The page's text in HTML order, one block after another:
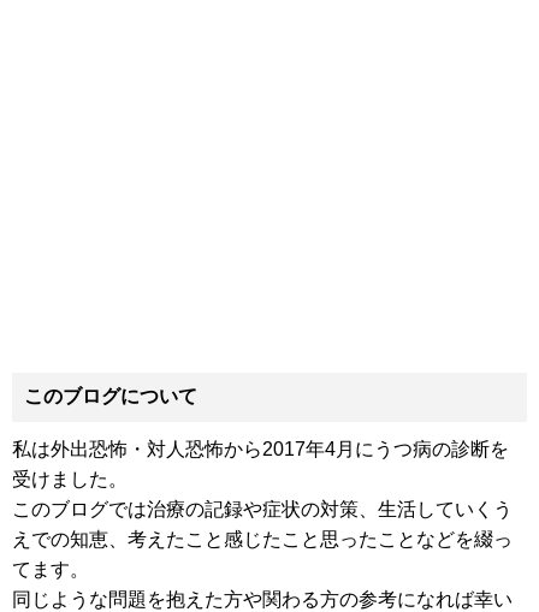
このブログについて
私は外出恐怖・対人恐怖から2017年4月にうつ病の診断を
受けました。
このブログでは治療の記録や症状の対策、生活していくう
えでの知恵、考えたこと感じたこと思ったことなどを綴っ
てます。
同じような問題を抱えた方や関わる方の参考になれば幸い